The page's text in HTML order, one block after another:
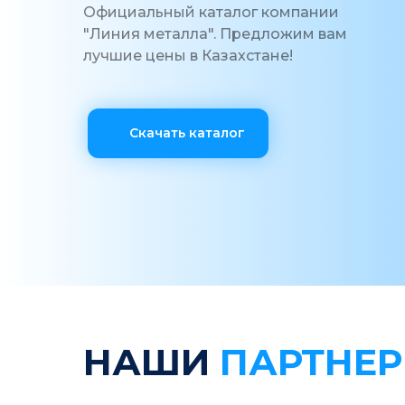
Скачать каталог
Официальный каталог компании
"Линия металла". Предложим вам
лучшие цены в Казахстане!
НАШИ